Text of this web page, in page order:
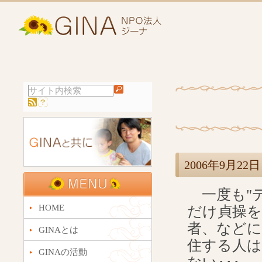
2006年9月22
一度も"
だけ貞操
者、など
住する人
HOME
GINAとは
GINAの活動